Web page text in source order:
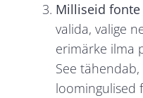
Milliseid fonte
valida, valige
erimärke ilma
See
loomingulised